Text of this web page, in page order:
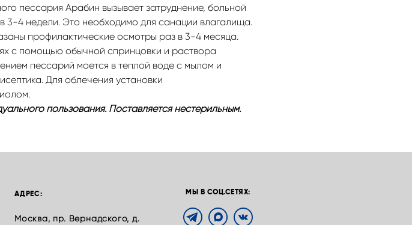
пессария Арабин вызывает затруднение, больной
3-4 недели. Это необходимо для санации влагалища.
профилактические осмотры раз в 3-4 месяца.
с помощью обычной спринцовки и раствора
пессарий моется в теплой воде с мылом и
Для облечения установки
пользования. Поставляется нестерильным.
АДРЕС:
Москва, пр. Вернадского, д.
МЫ В СОЦ.СЕТЯХ: